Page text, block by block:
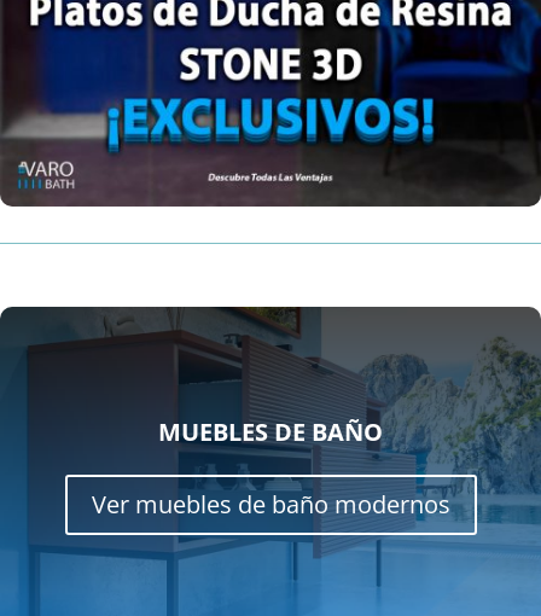
MUEBLES DE BAÑO
Ver muebles de baño modernos